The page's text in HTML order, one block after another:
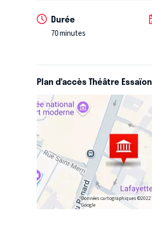
Durée
70 minutes
Plan d’accès Théâtre Essaïon
Données cartographiques ©2022
Google